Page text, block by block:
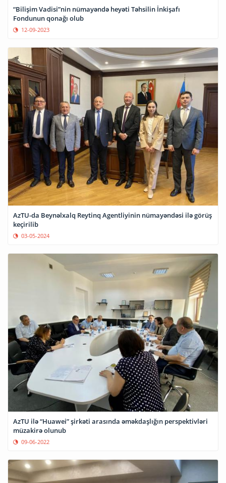
“Bilişim Vadisi”nin nümayəndə heyəti Təhsilin İnkişafı
Fondunun qonağı olub
12-09-2023
AzTU-da Beynəlxalq Reytinq Agentliyinin nümayəndəsi ilə görüş
keçirilib
03-05-2024
AzTU ilə “Huawei” şirkəti arasında əməkdaşlığın perspektivləri
müzakirə olunub
09-06-2022